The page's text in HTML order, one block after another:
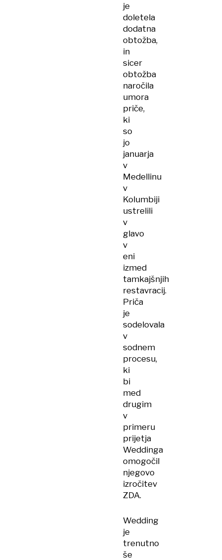
je
doletela
dodatna
obtožba,
in
sicer
obtožba
naročila
umora
priče,
ki
so
jo
januarja
v
Medellinu
v
Kolumbiji
ustrelili
v
glavo
v
eni
izmed
tamkajšnjih
restavracij.
Priča
je
sodelovala
v
sodnem
procesu,
ki
bi
med
drugim
v
primeru
prijetja
Weddinga
omogočil
njegovo
izročitev
ZDA.
Wedding
je
trenutno
še